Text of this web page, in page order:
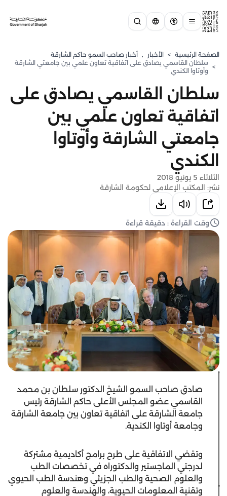
الصفحة الرئيسية > الأخبار , أخبار صاحب السمو حاكم الشارقة
>
سلطان القاسمي يصادق على اتفاقية تعاون علمي بين جامعتي الشارقة
وأوتاوا الكندي
سلطان القاسمي يصادق على
اتفاقية تعاون علمي بين
جامعتي الشارقة وأوتاوا
الكندي
الثلاثاء 5 يونيو 2018
نشر: المكتب الإعلامي لحكومة الشارقة
وقت القراءة : دقيقة قراءة
صادق صاحب السمو الشيخ الدكتور سلطان بن محمد
القاسمي عضو المجلس الأعلى حاكم الشارقة رئيس
جامعة الشارقة على اتفاقية تعاون بين جامعة الشارقة
وجامعة أوتاوا الكندية.
وتقضي الاتفاقية على طرح برامج أكاديمية مشتركة
لدرجتي الماجستير والدكتوراه في تخصصات الطب
والعلوم الصحية والطب الجزيئي وهندسة الطب الحيوي
وتقنية المعلومات الحيوية، والهندسة والعلوم